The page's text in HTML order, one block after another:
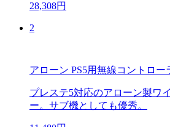
28,308円
2
アローン PS5用無線コントロー
プレステ5対応のアローン製ワ
ー。サブ機としても優秀。